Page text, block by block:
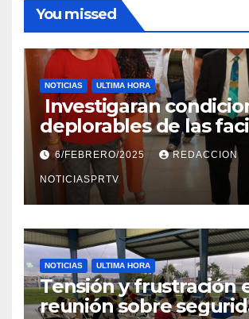
You missed
NOTICIAS ULTIMA HORA
Investigaran
deplorables de las
el Departamento de la
en Mayagüez
6/FEBRERO/2025 REDACCION
NOTICIASPRTV
NOTICIAS ULTIMA HORA
Tensión y frustración
reunión sobre